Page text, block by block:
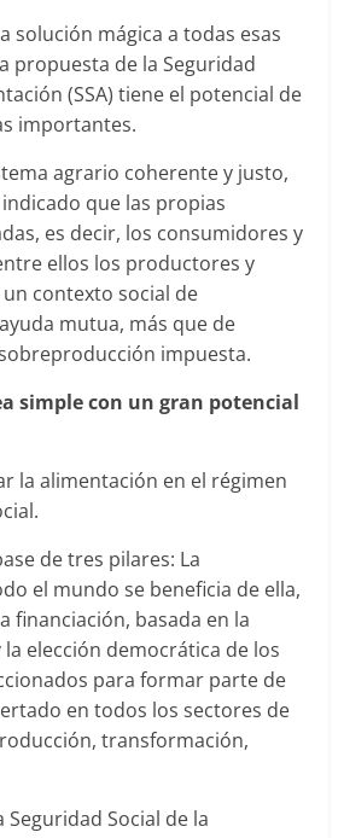
solución mágica a todas esas
propuesta de la Seguridad
(SSA) tiene el potencial de
importantes.
agrario coherente y justo,
que las propias
es decir, los consumidores y
ellos los productores y
contexto social de
mutua, más que de
impuesta.
simple con un gran potencial
la alimentación en el régimen
de tres pilares: La
el mundo se beneficia de ella,
financiación, basada en la
elección democrática de los
para formar parte de
en todos los sectores de
transformación,
Social de la